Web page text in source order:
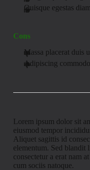
Quisque egestas
Cons
Massa placerat duis
Adipiscing
Lorem ipsum dolor sit
eiusmod tempor
Aliquet sagittis id
elementum. Sed blandit
consectetur a erat nam
cum sociis natoque.